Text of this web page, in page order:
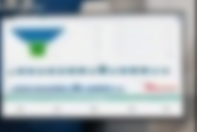
Sicherheit
durch umfassende Protokolleinsicht
Abläufe
beheben mit umfassender Transparenz